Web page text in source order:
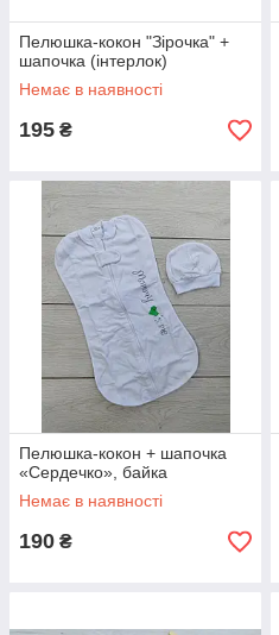
Пелюшка-кокон "Зірочка" +
шапочка (інтерлок)
Немає в наявності
195 ₴
Пелюшка-кокон + шапочка
«Сердечко», байка
Немає в наявності
190 ₴